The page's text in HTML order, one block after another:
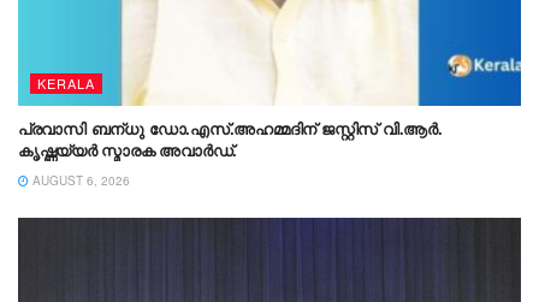
KERALA
പ്രവാസി ബന്‌ധു ഡോ.എസ്.അഹമ്മദിന് ജസ്റ്റിസ് വി.ആർ.
കൃഷ്ണയ്യർ സ്മാരക അവാർഡ്.
AUGUST 6, 2026